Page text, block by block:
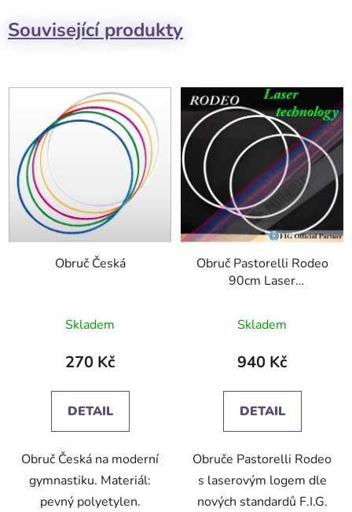
Související produkty
Obruč Česká
hodnocení
produktu
3,7
z
hvězdiček.
Skladem
270 Kč
DETAIL
Obruč Česká na moderní
gymnastiku. Materiál:
pevný polyetylen.
Obruč Pastorelli Rodeo
90cm Laser
Skladem
940 Kč
DETAIL
Obruče Pastorelli Rodeo
s laserovým logem dle
nových standardů F.I.G.